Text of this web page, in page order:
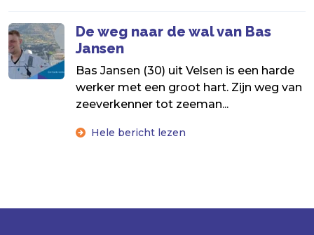
De weg naar de wal van Bas
Jansen
Bas Jansen (30) uit Velsen is een harde
werker met een groot hart. Zijn weg van
zeeverkenner tot zeeman...
Hele bericht lezen